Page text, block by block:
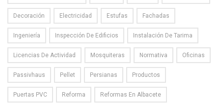
Decoración Electricidad Estufas Fachadas
Ingeniería Inspección De Edificios Instalación De Tarima
Licencias De Actividad Mosquiteras Normativa Oficinas
Passivhaus Pellet Persianas Productos
Puertas PVC Reforma Reformas En Albacete